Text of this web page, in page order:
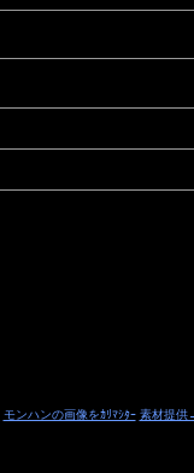
モンハンの画像をｶﾘﾏｼﾀｰ 素材提供